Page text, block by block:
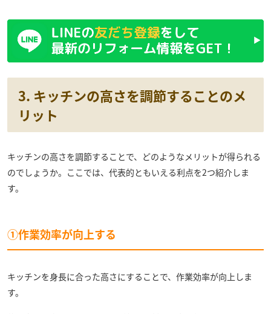
3. キッチンの高さを調節することのメ
リット
キッチンの高さを調節することで、どのようなメリットが得られる
のでしょうか。ここでは、代表的ともいえる利点を2つ紹介しま
す。
①作業効率が向上する
キッチンを身長に合った高さにすることで、作業効率が向上しま
す。